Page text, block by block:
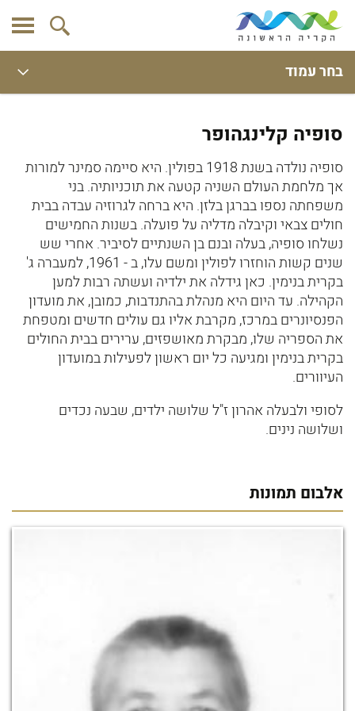
בחר עמוד
סופיה קלינגהופר
סופיה נולדה בשנת 1918 בפולין. היא סיימה סמינר למורות
אך מלחמת העולם השניה קטעה את תוכניותיה. בני
משפחתה נספו בברגן בלזן. היא ברחה לגרוזיה עבדה בבית
חולים צבאי וקיבלה מדליה על פועלה. בשנות החמישים
נשלחו סופיה, בעלה ובנם בן השנתיים לסיביר. אחרי שש
שנים קשות הוחזרו לפולין ומשם עלו, ב - 1961, למעברה ג'
בקרית בנימין. כאן גידלה את ילדיה ועשתה רבות למען
הקהילה. עד היום היא מנהלת בהתנדבות, כמובן, את מועדון
הפנסיונרים במרכז, מקרבת אליו גם עולים חדשים ומטפחת
את הספריה שלו, מבקרת מאושפזים, ערירים בבית החולים
בקרית בנימין ומגיעה כל יום ראשון לפעילות במועדון
העיוורים.
לסופי ולבעלה אהרון ז"ל שלושה ילדים, שבעה נכדים
ושלושה נינים.
אלבום תמונות